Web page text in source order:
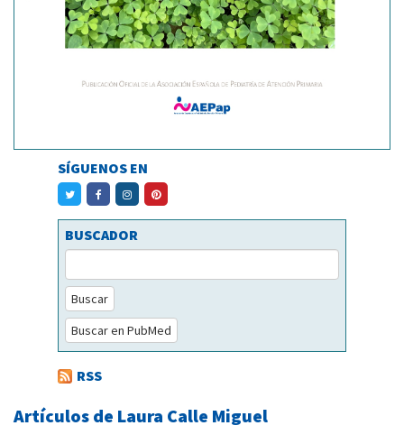
SÍGUENOS EN
BUSCADOR
Buscar
Buscar en PubMed
RSS
Artículos de Laura Calle Miguel